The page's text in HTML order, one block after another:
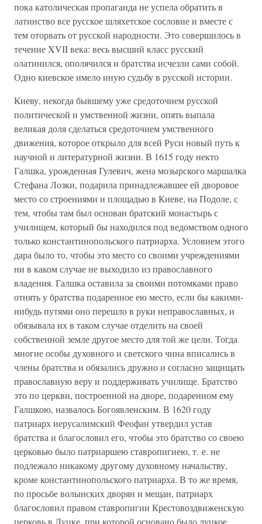
пока католическая пропаганда не успела обратить в
латинство все русское шляхетское сословие и вместе с
тем оторвать от русской народности. Это совершилось в
течение XVII века: весь высший класс русский
олатинился, ополячился и братства исчезли сами собой.
Одно киевское имело иную судьбу в русской истории.
Киеву, некогда бывшему уже средоточием русской
политической и умственной жизни, опять выпала
великая доля сделаться средоточием умственного
движения, которое открыло для всей Руси новый путь к
научной и литературной жизни. В 1615 году некто
Галшка, урожденная Гулевич, жена мозырского маршалка
Стефана Лозки, подарила принадлежавшее ей дворовое
место со строениями и площадью в Киеве, на Подоле, с
тем, чтобы там был основан братский монастырь с
училищем, который бы находился под ведомством одного
только константинопольского патриарха. Условием этого
дара было то, чтобы это место со своими учреждениями
ни в каком случае не выходило из православного
владения. Галшка оставила за своими потомками право
отнять у братства подаренное ею место, если бы какими-
нибудь путями оно перешло в руки неправославных, и
обязывала их в таком случае отделить на своей
собственной земле другое место для той же цели. Тогда
многие особы духовного и светского чина вписались в
члены братства и обязались дружно и согласно защищать
православную веру и поддерживать училище. Братство
это по церкви, построенной на дворе, подаренном ему
Галшкою, назвалось Богоявленским. В 1620 году
патриарх иерусалимский Феофан утвердил устав
братства и благословил его, чтобы это братство со своею
церковью было патриаршею ставропигиею, т. е. не
подлежало никакому другому духовному начальству,
кроме константинопольского патриарха. В то же время,
по просьбе волынских дворян и мещан, патриарх
благословил правом ставропигии Крестовоздвиженскую
церковь в Луцке, при которой основано было луцкое